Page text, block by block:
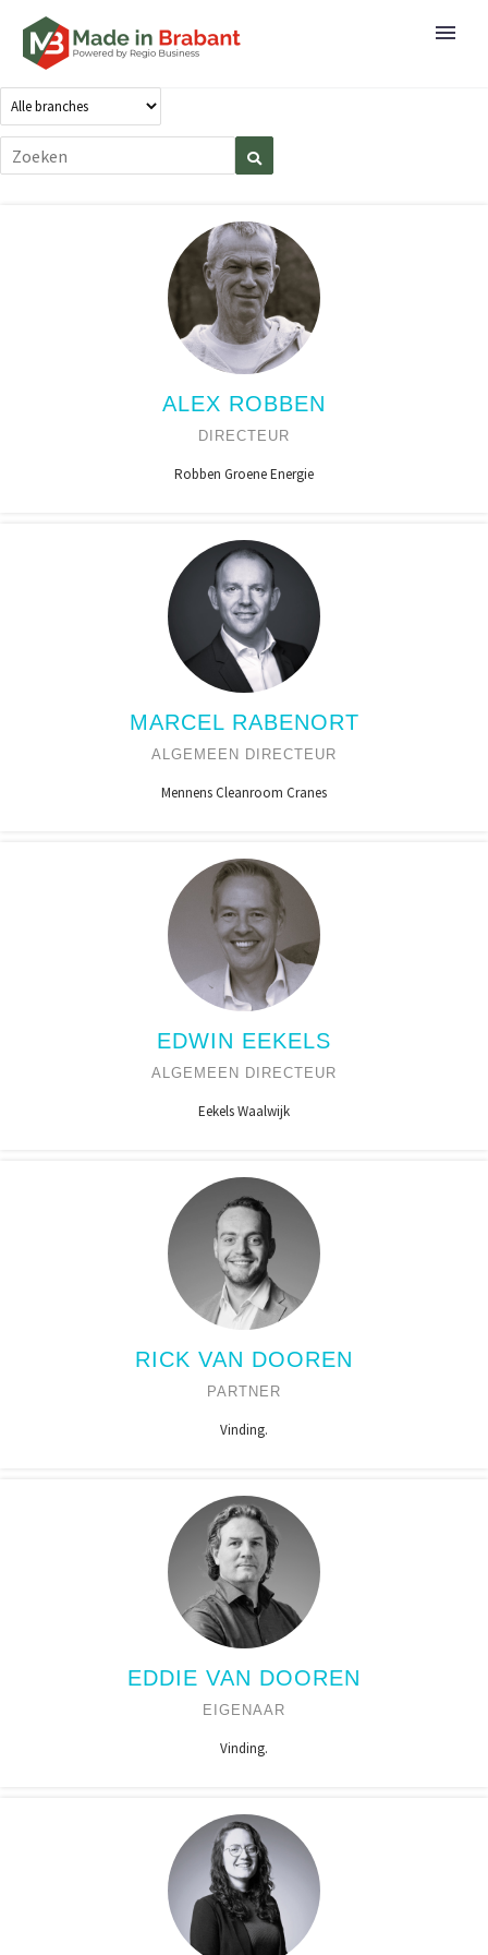
ALEX ROBBEN
DIRECTEUR
Robben Groene Energie
MARCEL RABENORT
ALGEMEEN DIRECTEUR
Mennens Cleanroom Cranes
EDWIN EEKELS
ALGEMEEN DIRECTEUR
Eekels Waalwijk
RICK VAN DOOREN
PARTNER
Vinding.
EDDIE VAN DOOREN
EIGENAAR
Vinding.